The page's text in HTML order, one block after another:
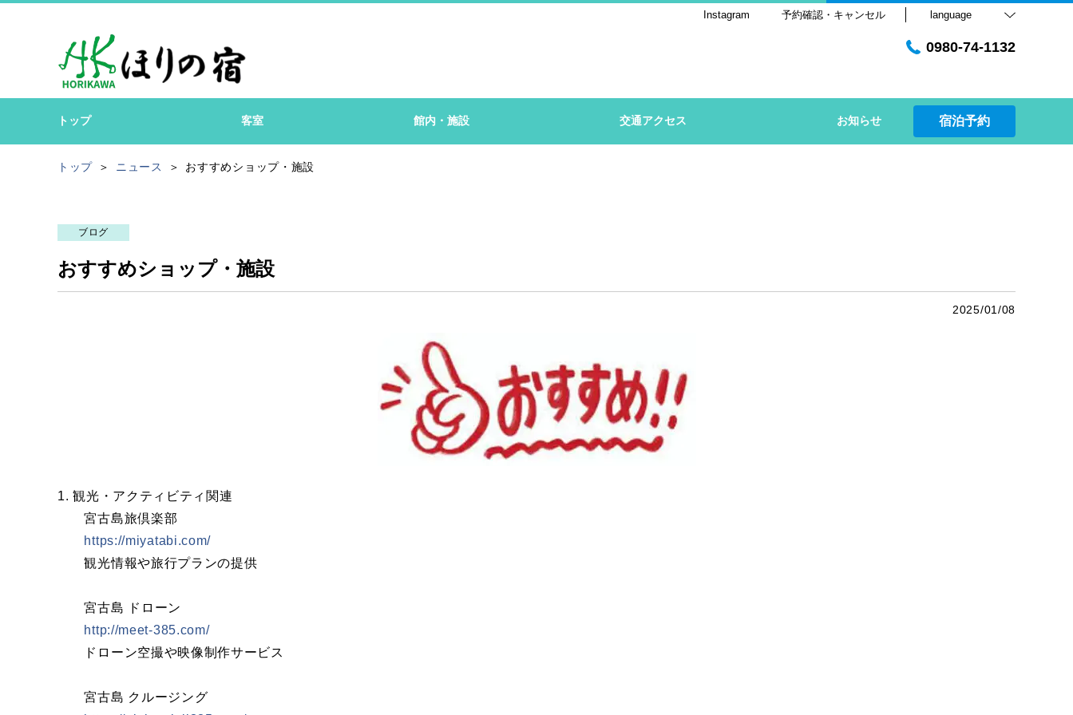
Instagram 予約確認・キャンセル language
0980-74-1132
トップ 客室 館内・施設 交通アクセス お知らせ 宿泊予約
トップ ニュース おすすめショップ・施設
ブログ
おすすめショップ・施設
2025/01/08
1. 観光・アクティビティ関連
宮古島旅倶楽部
https://miyatabi.com/
観光情報や旅行プランの提供
宮古島 ドローン
http://meet-385.com/
ドローン空撮や映像制作サービス
宮古島 クルージング